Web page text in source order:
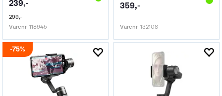
239,-
299,-
Varenr 118945
359,-
Varenr 132108
75%